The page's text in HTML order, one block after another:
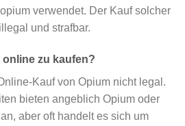
verwendet. Der Kauf solcher
und strafbar.
online zu kaufen?
Kauf von Opium nicht legal.
bieten angeblich Opium oder
aber oft handelt es sich um